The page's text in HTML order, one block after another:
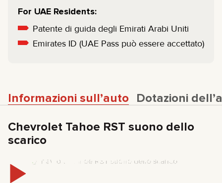
For UAE Residents:
Patente di guida degli Emirati Arabi Uniti
Emirates ID (UAE Pass può essere accettato)
Informazioni sull’auto Dotazioni
Chevrolet Tahoe RST suono dello
scarico